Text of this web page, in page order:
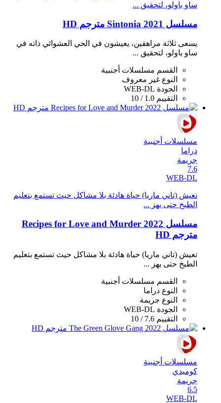
ساو باولو، لتحقيق ...
مسلسل Sintonia 2021 مترجم HD
يسعى ثلاثة مراهقين، يعيشون في الحي العشوائي ذاته في
ساو باولو، لتحقيق ...
القسم مسلسلات أجنبية
النوع غير معروف
الجودة WEB-DL
التقييم 1.0 / 10
مسلسلات أجنبية
دراما
جريمة
7.6
WEB-DL
تعيش (تاني ماريا) حياة هادئة بلا مشاكل حيث تستمع بتعليم
الطبخ حتى يهز ...
مسلسل Recipes for Love and Murder 2022
مترجم HD
تعيش (تاني ماريا) حياة هادئة بلا مشاكل حيث تستمع بتعليم
الطبخ حتى يهز ...
القسم مسلسلات أجنبية
النوع دراما
النوع جريمة
الجودة WEB-DL
التقييم 7.6 / 10
مسلسلات أجنبية
كوميدي
جريمة
6.5
WEB-DL